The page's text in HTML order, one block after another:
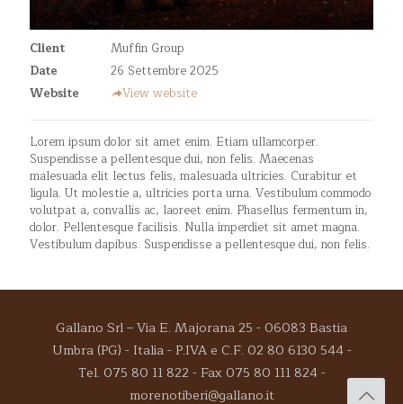
Client
Muffin Group
Date
26 Settembre 2025
Website
View website
Lorem ipsum dolor sit amet enim. Etiam ullamcorper.
Suspendisse a pellentesque dui, non felis. Maecenas
malesuada elit lectus felis, malesuada ultricies. Curabitur et
ligula. Ut molestie a, ultricies porta urna. Vestibulum commodo
volutpat a, convallis ac, laoreet enim. Phasellus fermentum in,
dolor. Pellentesque facilisis. Nulla imperdiet sit amet magna.
Vestibulum dapibus. Suspendisse a pellentesque dui, non felis.
Gallano Srl – Via E. Majorana 25 - 06083 Bastia
Umbra (PG) - Italia - P.IVA e C.F. 02 80 6130 544 -
Tel. 075 80 11 822 - Fax 075 80 111 824 -
morenotiberi@gallano.it